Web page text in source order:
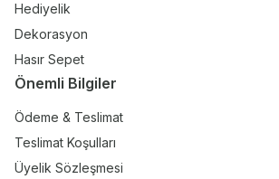
Hediyelik
Dekorasyon
Hasır Sepet
Önemli Bilgiler
Ödeme & Teslimat
Teslimat Koşulları
Üyelik Sözleşmesi